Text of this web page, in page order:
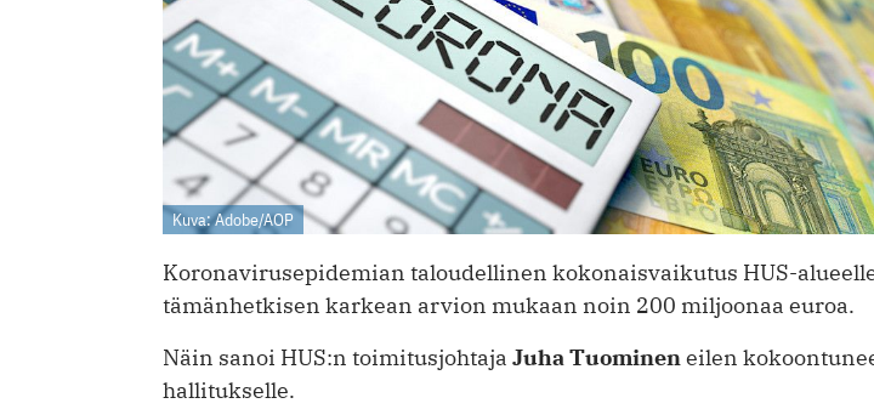
Kuva: Adobe/AOP
Koronavirusepidemian taloudellinen kokonaisvaikutus HUS-
tämänhetkisen karkean arvion mukaan noin 200 miljoonaa euroa.
Näin sanoi HUS:n toimitusjohtaja Juha Tuomineneilen
hallitukselle.